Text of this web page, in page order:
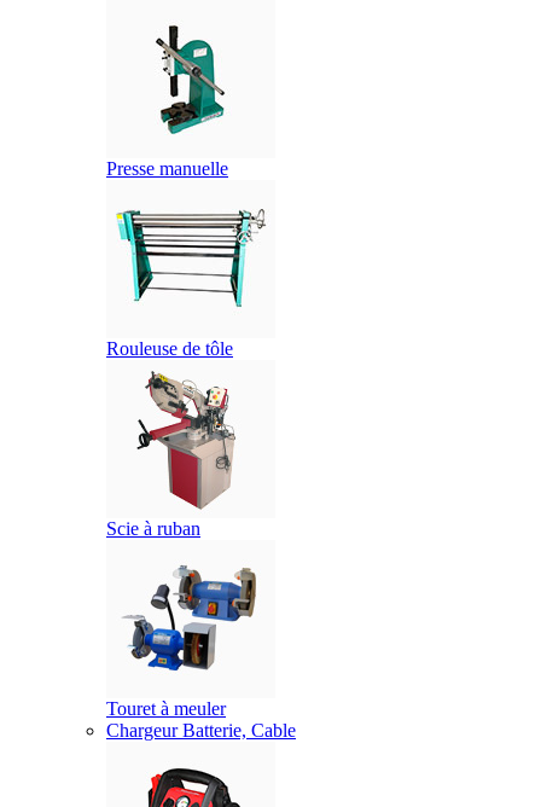
Presse manuelle
Rouleuse de tôle
Scie à ruban
Touret à meuler
Chargeur Batterie, Cable